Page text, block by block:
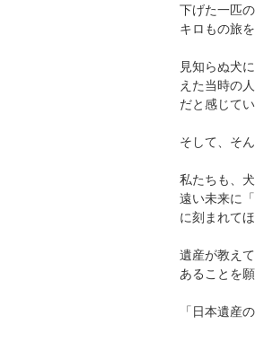
下げた一匹
キロもの旅
見知らぬ犬
えた当時の
だと感じてい
そして、そ
私たちも、
遠い未来に
に刻まれて
遺産が教え
あることを願
「日本遺産